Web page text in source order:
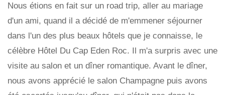
Nous étions en fait sur un road trip, aller au mariage
d'un ami, quand il a décidé de m'emmener séjourner
dans l'un des plus beaux hôtels que je connaisse, le
célèbre Hôtel Du Cap Eden Roc. Il m'a surpris avec une
visite au salon et un dîner romantique. Avant le dîner,
nous avons apprécié le salon Champagne puis avons